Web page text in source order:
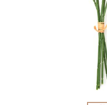
19ס"מ -לבן מנוקד
9009492379626
במארז